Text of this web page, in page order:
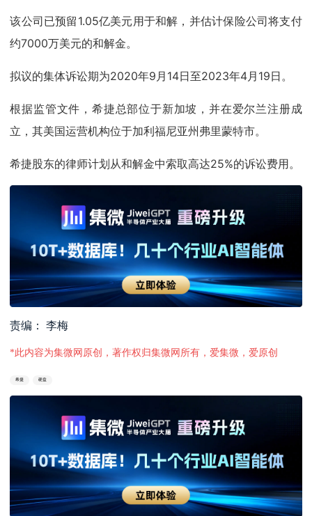
该公司已预留1.05亿美元用于和解，并估计保险公司将支付
约7000万美元的和解金。
拟议的集体诉讼期为2020年9月14日至2023年4月19日。
根据监管文件，希捷总部位于新加坡，并在爱尔兰注册成
立，其美国运营机构位于加利福尼亚州弗里蒙特市。
希捷股东的律师计划从和解金中索取高达25%的诉讼费用。
责编： 李梅
*此内容为集微网原创，著作权归集微网所有，爱集微，爱原创
希捷 硬盘